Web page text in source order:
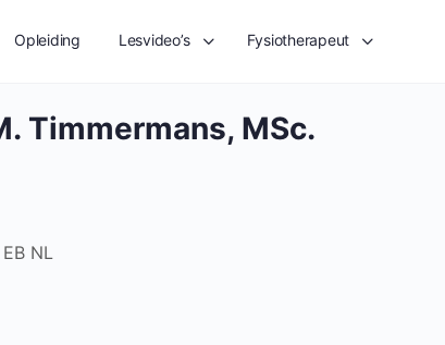
Opleiding Lesvideo’s Fysiotherapeut
Timmermans, MSc.
NL